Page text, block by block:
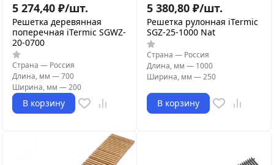
5 274,40 ₽/шт.
Решетка деревянная
поперечная iTermic SGWZ-
20-0700
Страна — Россия
Длина, мм —700
Ширина, мм —200
В корзину
5 380,80 ₽/шт.
Решетка рулонная iTermic
SGZ-25-1000 Nat
Страна — Россия
Длина, мм — 1000
Ширина, мм —250
В корзину